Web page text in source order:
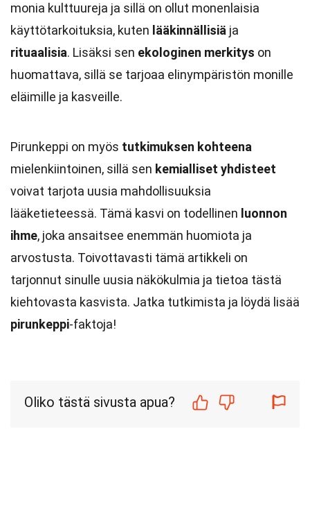
monia kulttuureja ja sillä on ollut monenlaisia
käyttötarkoituksia, kuten lääkinnällisiä ja
rituaalisia. Lisäksi sen ekologinen merkitys on
huomattava, sillä se tarjoaa elinympäristön monille
eläimille ja kasveille.
Pirunkeppi on myös tutkimuksen kohteena
mielenkiintoinen, sillä sen kemialliset yhdisteet
voivat tarjota uusia mahdollisuuksia
lääketieteessä. Tämä kasvi on todellinen luonnon
ihme, joka ansaitsee enemmän huomiota ja
arvostusta. Toivottavasti tämä artikkeli on
tarjonnut sinulle uusia näkökulmia ja tietoa tästä
kiehtovasta kasvista. Jatka tutkimista ja löydä lisää
pirunkeppi-faktoja!
Oliko tästä sivusta apua?